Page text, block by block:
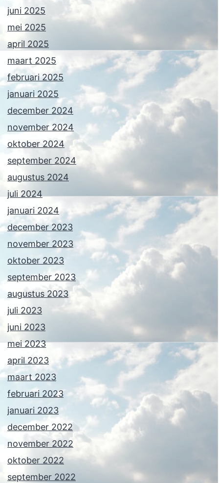
juni 2025
mei 2025
april 2025
maart 2025
februari 2025
januari 2025
december 2024
november 2024
oktober 2024
september 2024
augustus 2024
juli 2024
januari 2024
december 2023
november 2023
oktober 2023
september 2023
augustus 2023
juli 2023
juni 2023
mei 2023
april 2023
maart 2023
februari 2023
januari 2023
december 2022
november 2022
oktober 2022
september 2022